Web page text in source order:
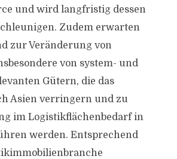
und wird langfristig dessen
Zudem erwarten
zur Veränderung von
von system- und
Gütern, die das
Asien verringern und zu
im Logistikflächenbedarf in
werden. Entsprechend